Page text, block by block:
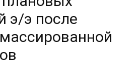
э/э после